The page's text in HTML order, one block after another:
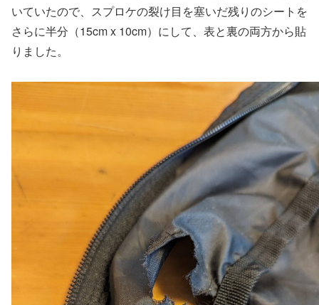
いていたので、スプロケの裂け目を塞いだ残りのシートを
さらに半分（15cm x 10cm）にして、表と裏の両方から貼
りました。